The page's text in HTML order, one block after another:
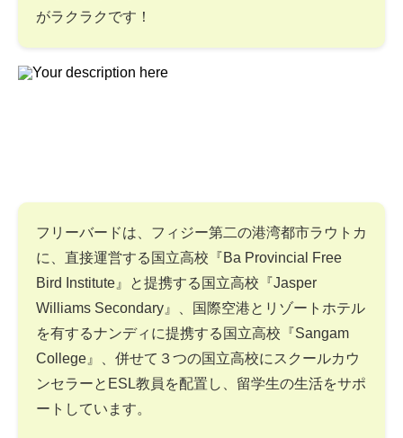
がラクラクです！
フリーバードは、フィジー第二の港湾都市ラウトカ
に、直接運営する国立高校『Ba Provincial Free
Bird Institute』と提携する国立高校『Jasper
Williams Secondary』、国際空港とリゾートホテル
を有するナンディに提携する国立高校『Sangam
College』、併せて３つの国立高校にスクールカウ
ンセラーとESL教員を配置し、留学生の生活をサポ
ートしています。